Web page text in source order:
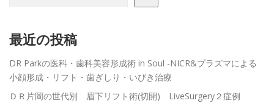
最近の投稿
DR Parkの医科・歯科美容形成術 in Soul -NICR&プラズマによる
小顔形成・リフト・歯ぎしり・いびき治療
ＤＲ片岡の世代別 眉下リフト術(切開) LiveSurgery２症例